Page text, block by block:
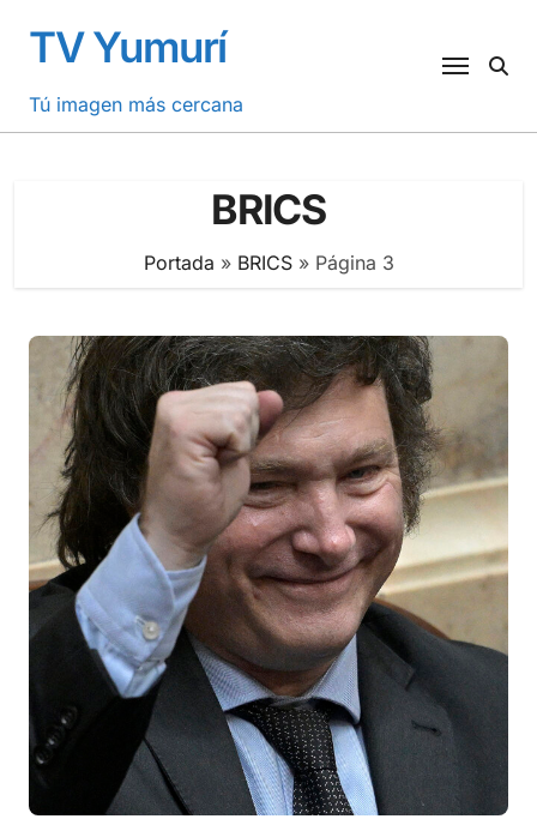
contenido
TV Yumurí
Tú imagen más cercana
BRICS
Portada » BRICS» Página 3